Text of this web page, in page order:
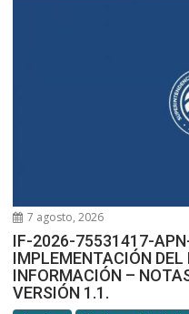
7 agosto, 2026
IF-2026-75531417-
IMPLEMENTACIÓN DEL
INFORMACIÓN –
VERSIÓN 1.1.